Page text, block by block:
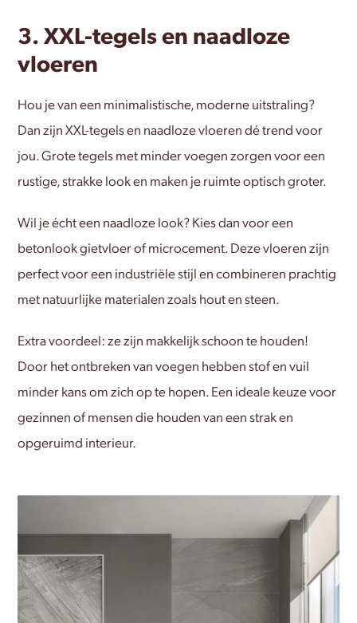
3. XXL-tegels en naadloze
vloeren
Hou je van een minimalistische, moderne uitstraling?
Dan zijn XXL-tegels en naadloze vloeren dé trend voor
jou. Grote tegels met minder voegen zorgen voor een
rustige, strakke look en maken je ruimte optisch groter.
Wil je écht een naadloze look? Kies dan voor een
betonlook gietvloer of microcement. Deze vloeren zijn
perfect voor een industriële stijl en combineren prachtig
met natuurlijke materialen zoals hout en steen.
Extra voordeel: ze zijn makkelijk schoon te houden!
Door het ontbreken van voegen hebben stof en vuil
minder kans om zich op te hopen. Een ideale keuze voor
gezinnen of mensen die houden van een strak en
opgeruimd interieur.